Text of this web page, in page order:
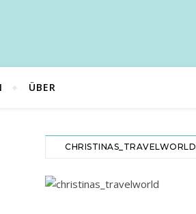
ÜBER
CHRISTINAS_TRAVELWORLD